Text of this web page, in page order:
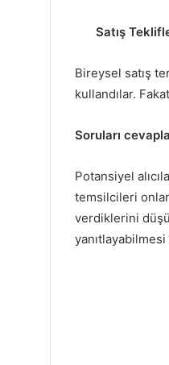
Satış
Bireysel satış
kullandılar.
Soruları
Potansiyel
temsilcileri
verdiklerini